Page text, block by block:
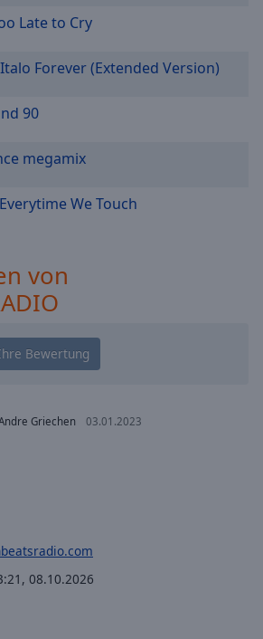
Late to Cry
Forever (Extended Version)
90
megamix
We Touch
von
Griechen 03.01.2023
, 08.10.2026